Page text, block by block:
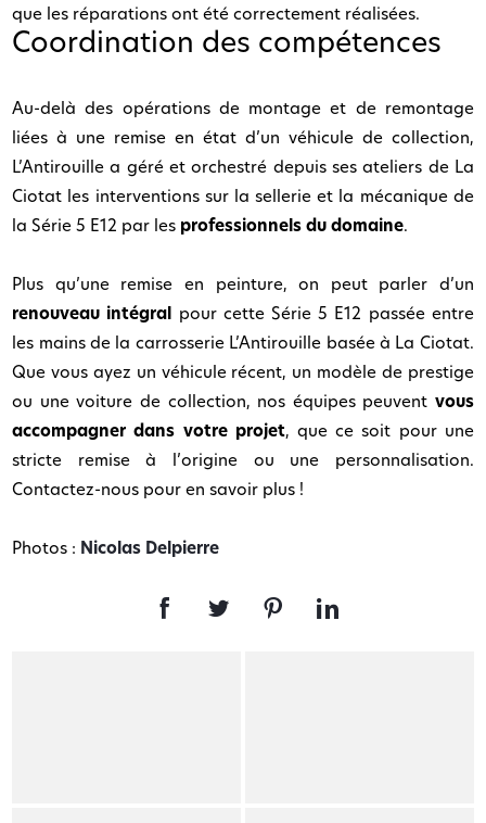
que les réparations ont été correctement réalisées.
Coordination des compétences
Au-delà des opérations de montage et de remontage
liées à une remise en état d’un véhicule de collection,
L’Antirouille a géré et orchestré depuis ses ateliers de La
Ciotat les interventions sur la sellerie et la mécanique de
la Série 5 E12 par les professionnels du domaine.
Plus qu’une remise en peinture, on peut parler d’un
renouveau intégral
pour cette Série 5 E12 passée entre
les mains de la carrosserie L’Antirouille basée à La Ciotat.
Que vous ayez un véhicule récent, un modèle de prestige
ou une voiture de collection, nos équipes peuvent vous
accompagner dans votre projet, que ce soit pour une
stricte remise à l’origine ou une personnalisation.
Contactez-nous pour en savoir plus !
Photos : Nicolas Delpierre